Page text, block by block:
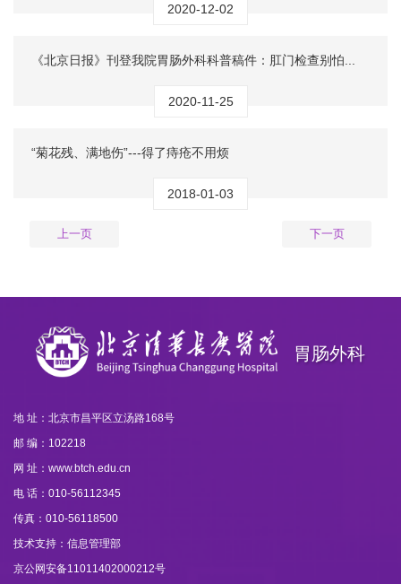
2020-12-02
《北京日报》刊登我院胃肠外科科普稿件：肛门检查别怕...
2020-11-25
“菊花残、满地伤”---得了痔疮不用烦
2018-01-03
上一页 下一页
胃肠外科
地 址：北京市昌平区立汤路168号
邮 编：102218
网 址：www.btch.edu.cn
电 话：010-56112345
传真：010-56118500
技术支持：信息管理部
京公网安备11011402000212号